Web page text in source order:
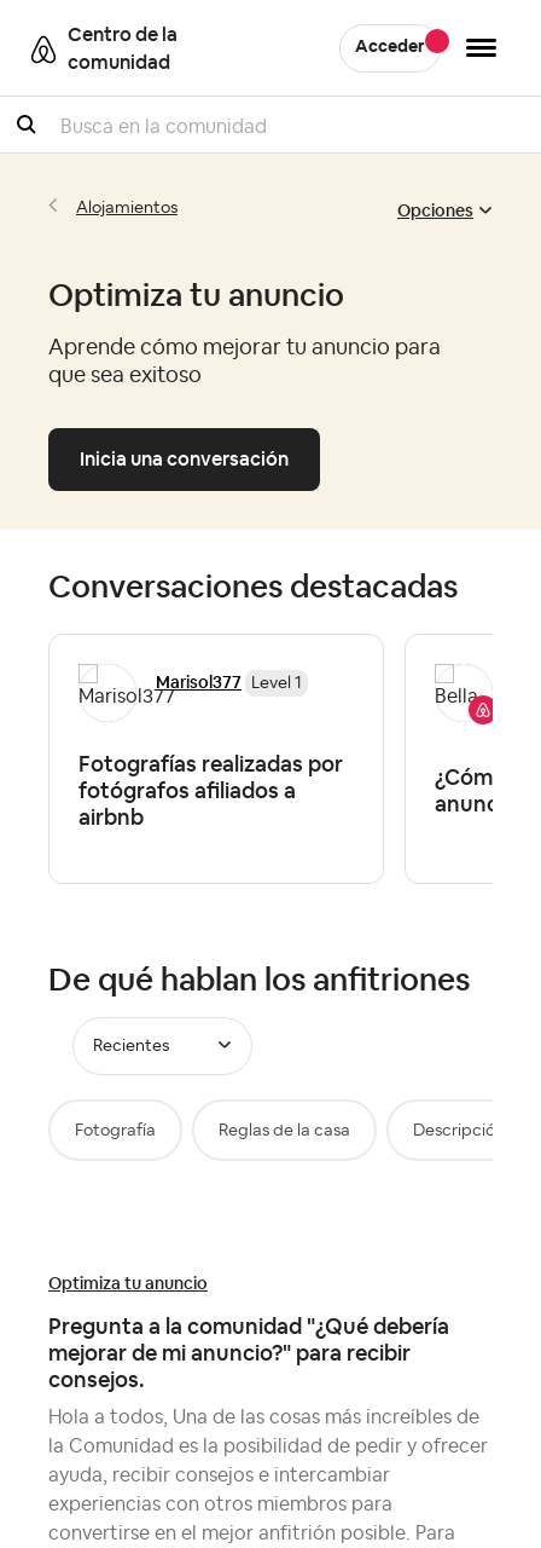
Centro de la
comunidad
Acceder
Buscar
Alojamientos Opciones
Optimiza tu anuncio
Aprende cómo mejorar tu anuncio para
que sea exitoso
Inicia una conversación
Conversaciones destacadas
Marisol377 Level 1
Fotografías realizadas por
fotógrafos afiliados a
airbnb
¿Cómo
anuncio
De qué hablan los anfitriones
Recientes
Fotografía Reglas de la casa Descripción del
Optimiza tu anuncio
Pregunta a la comunidad "¿Qué debería
mejorar de mi anuncio?" para recibir
consejos.
Hola a todos, Una de las cosas más increíbles de
la Comunidad es la posibilidad de pedir y ofrecer
ayuda, recibir consejos e intercambiar
experiencias con otros miembros para
convertirse en el mejor anfitrión posible. Para